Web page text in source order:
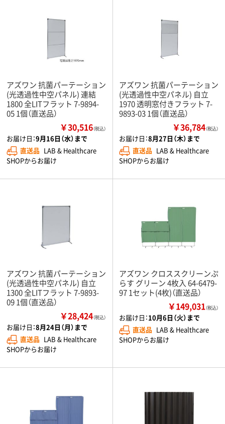
アズワン 抗菌パーテーション
(光透過性中空パネル) 連結
1800 全LITフラット 7-9894-
05 1個（直送品）
￥30,516（税込）
お届け日：9月16日（水）まで
直送品 LAB & Healthcare
SHOPからお届け
アズワン 抗菌パーテーション
(光透過性中空パネル) 自立
1970 透明窓付きフラット 7-
9893-03 1個（直送品）
￥36,784（税込）
お届け日：8月27日（木）まで
直送品 LAB & Healthcare
SHOPからお届け
アズワン 抗菌パーテーション
(光透過性中空パネル) 自立
1300 全LITフラット 7-9893-
09 1個（直送品）
￥28,424（税込）
お届け日：8月24日（月）まで
直送品 LAB & Healthcare
SHOPからお届け
アズワン クロススクリーンぷ
らす グリーン 4枚入 64-6479-
97 1セット(4枚)（直送品）
￥149,031（税込）
お届け日：10月6日（火）まで
直送品 LAB & Healthcare
SHOPからお届け